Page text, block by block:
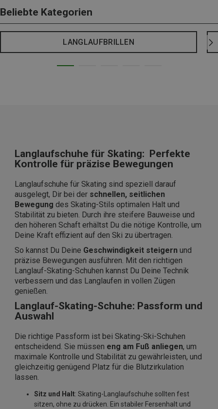
Beliebte Kategorien
LANGLAUFBRILLEN
Langlaufschuhe für Skating: Perfekte
Kontrolle für präzise Bewegungen
Langlaufschuhe für Skating sind speziell darauf
ausgelegt, Dir bei der schnellen, seitlichen
Bewegung des Skating-Stils optimalen Halt und
Stabilität zu bieten. Durch ihre steifere Bauweise und
den höheren Schaft erhältst Du die nötige Kontrolle, um
Deine Kraft effizient auf den Ski zu übertragen.
So kannst Du Deine Geschwindigkeit steigern und
präzise Bewegungen ausführen. Mit den richtigen
Langlauf-Skating-Schuhen kannst Du Deine Technik
verbessern und das Langlaufen in vollen Zügen
genießen.
Langlauf-Skating-Schuhe: Passform und
Auswahl
Die richtige Passform ist bei Skating-Ski-Schuhen
entscheidend. Sie müssen eng am Fuß anliegen, um
maximale Kontrolle und Stabilität zu gewährleisten, und
gleichzeitig genügend Platz für die Blutzirkulation
lassen.
Sitz und Halt: Skating-Langlaufschuhe sollten fest
sitzen, ohne zu drücken. Ein stabiler Fersenhalt und